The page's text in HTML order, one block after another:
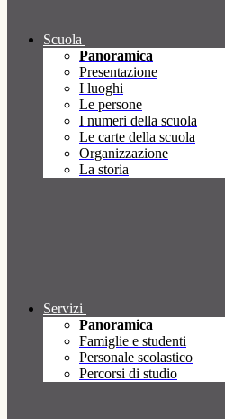
Scuola
Panoramica
Presentazione
I luoghi
Le persone
I numeri della scuola
Le carte della scuola
Organizzazione
La storia
Servizi
Panoramica
Famiglie e studenti
Personale scolastico
Percorsi di studio